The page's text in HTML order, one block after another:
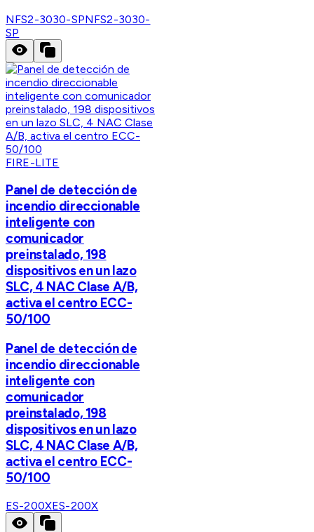
NFS2-3030-SPNFS2-3030-
SP
FIRE-LITE
Panel de detección de
incendio direccionable
inteligente con
comunicador
preinstalado, 198
dispositivos en un lazo
SLC, 4 NAC Clase A/B,
activa el centro ECC-
50/100
Panel de detección de
incendio direccionable
inteligente con
comunicador
preinstalado, 198
dispositivos en un lazo
SLC, 4 NAC Clase A/B,
activa el centro ECC-
50/100
ES-200XES-200X